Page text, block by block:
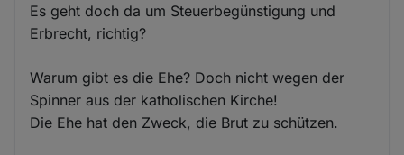
Es geht doch da um Steuerbegünstigung und
Erbrecht, richtig?
Warum gibt es die Ehe? Doch nicht wegen der
Spinner aus der katholischen Kirche!
Die Ehe hat den Zweck, die Brut zu schützen.